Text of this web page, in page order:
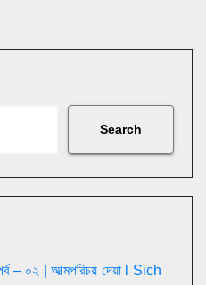
Search
– ০২ | আত্মপরিচয় দেয়া l Sich